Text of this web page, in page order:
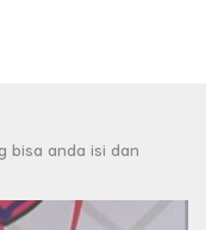
bisa anda isi dan